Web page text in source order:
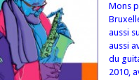
Mons
aussi
aussi
du
2010,